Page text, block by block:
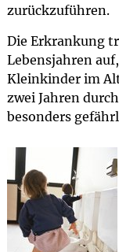
zurückzuführen.
Die Erkrankung
Lebensjahren
Kleinkinder im
zwei Jahren
besonders